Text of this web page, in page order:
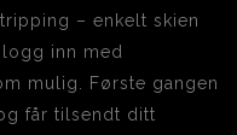
– enkelt skien
inn med
mulig. Første gangen
får tilsendt ditt